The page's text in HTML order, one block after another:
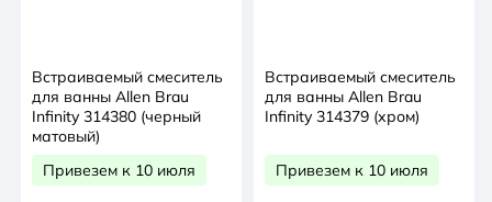
Встраиваемый смеситель
для ванны Allen Brau
Infinity 314380 (черный
матовый)
Привезем к 10 июля
Встраиваемый смеситель
для ванны Allen Brau
Infinity 314379 (хром)
Привезем к 10 июля